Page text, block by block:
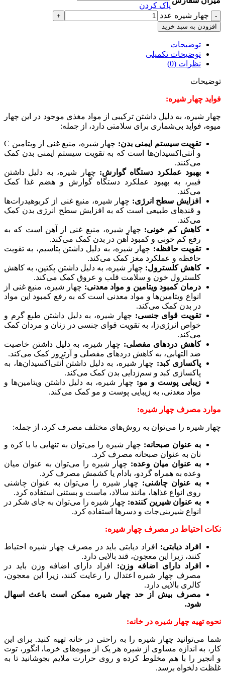
پاک کردن
چهار شیره عدد
افزودن به سبد خرید
توضیحات
توضیحات تکمیلی
نظرات (0)
توضیحات
فواید چهار شیره:
چهار شیره، به دلیل داشتن ترکیبی از مواد مغذی موجود در این چهار
میوه، فواید بی‌شماری برای سلامتی دارد، از جمله:
تقویت سیستم ایمنی بدن:
چهار شیره، منبع غنی از ویتامین C
و آنتی‌اکسیدان‌ها است که به تقویت سیستم ایمنی بدن کمک
می‌کنند.
بهبود عملکرد دستگاه گوارش: چهار شیره، به دلیل داشتن
فیبر، به بهبود عملکرد دستگاه گوارش و هضم غذا کمک
می‌کند.
افزایش سطح انرژی: چهار شیره، منبع غنی از کربوهیدرات‌ها
و قندهای طبیعی است که به افزایش سطح انرژی بدن کمک
می‌کند.
کاهش کم خونی: چهار شیره، منبع غنی از آهن است که به
رفع کم خونی و کمبود آهن در بدن کمک می‌کند.
تقویت حافظه: چهار شیره، به دلیل داشتن پتاسیم، به تقویت
حافظه و عملکرد مغز کمک می‌کند.
کاهش کلسترول: چهار شیره، به دلیل داشتن پکتین، به کاهش
کلسترول خون و سلامت قلب و عروق کمک می‌کند.
درمان کمبود ویتامین و مواد معدنی: چهار شیره، منبع غنی از
انواع ویتامین‌ها و مواد معدنی است که به رفع کمبود این مواد
در بدن کمک می‌کند.
تقویت قوای جنسی: چهار شیره، به دلیل داشتن طبع گرم و
خواص انرژی‌زا، به تقویت قوای جنسی در زنان و مردان کمک
می‌کند.
کاهش دردهای مفصلی: چهار شیره، به دلیل داشتن خاصیت
ضد التهابی، به کاهش دردهای مفصلی و آرتروز کمک می‌کند.
پاکسازی کبد: چهار شیره، به دلیل داشتن آنتی‌اکسیدان‌ها، به
پاکسازی کبد و سم‌زدایی بدن کمک می‌کند.
زیبایی پوست و مو: چهار شیره، به دلیل داشتن ویتامین‌ها و
مواد معدنی، به زیبایی پوست و مو کمک می‌کند.
موارد مصرف چهار شیره:
چهار شیره را می‌توان به روش‌های مختلف مصرف کرد، از جمله:
به عنوان صبحانه: چهار شیره را می‌توان به تنهایی یا با کره و
نان به عنوان صبحانه مصرف کرد.
به عنوان میان وعده: چهار شیره را می‌توان به عنوان میان
وعده به همراه گردو، بادام یا کشمش مصرف کرد.
به عنوان چاشنی: چهار شیره را می‌توان به عنوان چاشنی
روی انواع غذاها، مانند سالاد، ماست و بستنی استفاده کرد.
به عنوان شیرین کننده: چهار شیره را می‌توان به جای شکر در
انواع شیرینی‌جات و دسرها استفاده کرد.
نکات احتیاط در مصرف چهار شیره:
افراد دیابتی: افراد دیابتی باید در مصرف چهار شیره احتیاط
کنند، زیرا این معجون، قند بالایی دارد.
افراد دارای اضافه وزن: افراد دارای اضافه وزن باید در
مصرف چهار شیره اعتدال را رعایت کنند، زیرا این معجون،
کالری بالایی دارد.
مصرف بیش از حد چهار شیره ممکن است باعث اسهال
شود.
نحوه تهیه چهار شیره در خانه:
شما می‌توانید چهار شیره را به راحتی در خانه تهیه کنید. برای این
کار، به اندازه مساوی از شیره هر یک از میوه‌های خرما، انگور، توت
و انجیر را با هم مخلوط کرده و روی حرارت ملایم بجوشانید تا به
غلظت دلخواه برسد.